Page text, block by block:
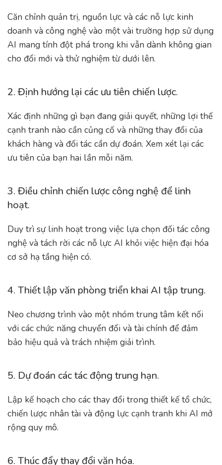
Căn chỉnh quản trị, nguồn lực và các nỗ lực kinh
doanh và công nghệ vào một vài trường hợp sử dụng
AI mang tính đột phá trong khi vẫn dành không gian
cho đổi mới và thử nghiệm từ dưới lên.
2. Định hướng lại các ưu tiên chiến lược.
Xác định những gì bạn đang giải quyết, những lợi thế
cạnh tranh nào cần củng cố và những thay đổi của
khách hàng và đối tác cần dự đoán. Xem xét lại các
ưu tiên của bạn hai lần mỗi năm.
3. Điều chỉnh chiến lược công nghệ để linh
hoạt.
Duy trì sự linh hoạt trong việc lựa chọn đối tác công
nghệ và tách rời các nỗ lực AI khỏi việc hiện đại hóa
cơ sở hạ tầng hiện có.
4. Thiết lập văn phòng triển khai AI tập trung.
Neo chương trình vào một nhóm trung tâm kết nối
với các chức năng chuyển đổi và tài chính để đảm
bảo hiệu quả và trách nhiệm giải trình.
5. Dự đoán các tác động trung hạn.
Lập kế hoạch cho các thay đổi trong thiết kế tổ chức,
chiến lược nhân tài và động lực cạnh tranh khi AI mở
rộng quy mô.
6. Thúc đẩy thay đổi văn hóa.